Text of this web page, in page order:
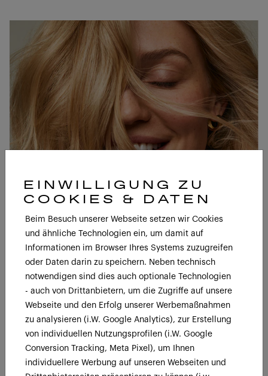
EINWILLIGUNG ZU
COOKIES & DATEN
Beim Besuch unserer Webseite setzen wir Cookies
und ähnliche Technologien ein, um damit auf
Informationen im Browser Ihres Systems zuzugreifen
oder Daten darin zu speichern. Neben technisch
notwendigen sind dies auch optionale Technologien
- auch von Drittanbietern, um die Zugriffe auf unsere
Webseite und den Erfolg unserer Werbemaßnahmen
zu analysieren (i.W. Google Analytics), zur Erstellung
von individuellen Nutzungsprofilen (i.W. Google
Conversion Tracking, Meta Pixel), um Ihnen
individuellere Werbung auf unseren Webseiten und
SIND SIE HAIR STYLIST?
JETZT EINLOGGEN ODER REGISTRIEREN
BESSER
Repariert stundenlang – auch nachdem das Haar bereits
getrocknet ist.